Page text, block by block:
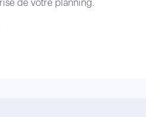
de votre planning.